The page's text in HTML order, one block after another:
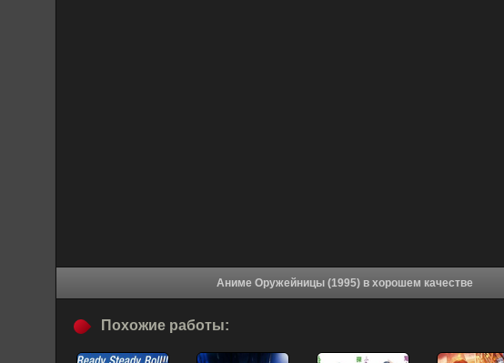
Аниме Оружейницы (1995) в хорошем качестве
Похожие работы: